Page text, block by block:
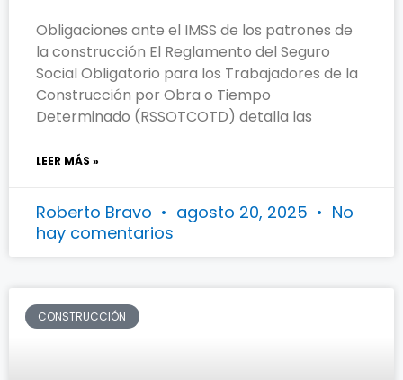
Obligaciones ante el IMSS de los patrones de
la construcción El Reglamento del Seguro
Social Obligatorio para los Trabajadores de la
Construcción por Obra o Tiempo
Determinado (RSSOTCOTD) detalla las
LEER MÁS »
Roberto Bravo agosto 20, 2025
No
hay comentarios
CONSTRUCCIÓN